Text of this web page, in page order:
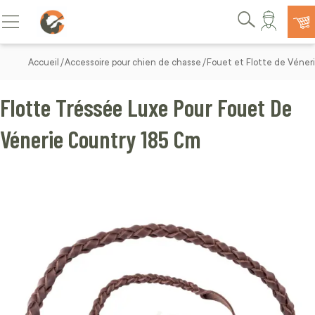
Allez au contenu
Basculer la navigation
Rechercher
Accueil Accessoire pour chien de chasse Fouet et Flotte de
Flotte Tréssée Luxe Pour Fouet De
Vénerie Country 185 Cm